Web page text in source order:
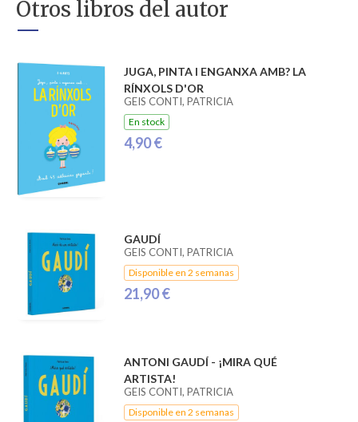
Otros libros del autor
JUGA, PINTA I ENGANXA AMB? LA
RÍNXOLS D'OR
GEIS CONTI, PATRICIA
En stock
4,90 €
GAUDÍ
GEIS CONTI, PATRICIA
Disponible en 2 semanas
21,90 €
ANTONI GAUDÍ - ¡MIRA QUÉ
ARTISTA!
GEIS CONTI, PATRICIA
Disponible en 2 semanas